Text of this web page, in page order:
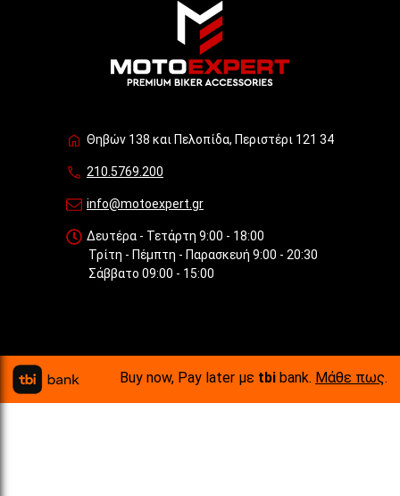
Θηβών 138 και Πελοπίδα, Περιστέρι 121 34
210.5769.200
info@motoexpert.gr
Δευτέρα - Τετάρτη 9:00 - 18:00
Τρίτη - Πέμπτη - Παρασκευή 9:00 - 20:30
Σάββατο 09:00 - 15:00
Buy now, Pay later με tbi bank. Μάθε πως.